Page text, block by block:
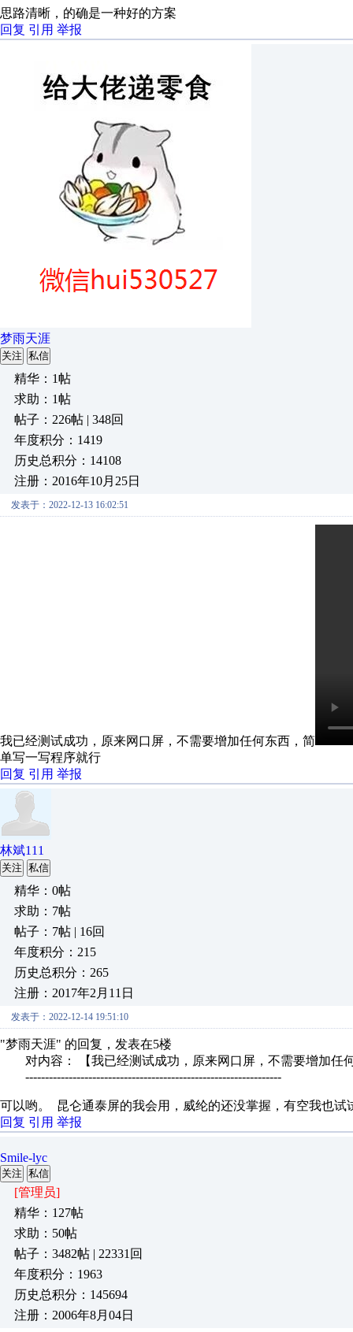
思路清晰，的确是一种好的方案
回复 引用 举报
梦雨天涯
关注 私信
精华：1帖
求助：1帖
帖子：226帖 | 348回
年度积分：1419
历史总积分：14108
注册：2016年10月25日
发表于：2022-12-13 16:02:51
我已经测试成功，原来网口屏，不需要增加任何东西，简
单写一写程序就行
回复 引用 举报
林斌111
关注 私信
精华：0帖
求助：7帖
帖子：7帖 | 16回
年度积分：215
历史总积分：265
注册：2017年2月11日
发表于：2022-12-14 19:51:10
"梦雨天涯" 的回复，发表在5楼
对内容： 【我已经测试成功，原来网口屏，不需要增加任
-----------------------------------------------------------------
可以哟。 昆仑通泰屏的我会用，威纶的还没掌握，有空我也试
回复 引用 举报
Smile-lyc
关注 私信
[管理员]
精华：127帖
求助：50帖
帖子：3482帖 | 22331回
年度积分：1963
历史总积分：145694
注册：2006年8月04日